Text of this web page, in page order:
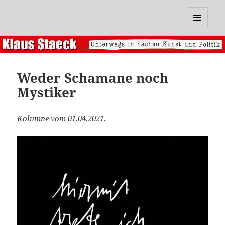
UND
WIDGETS
Weder Schamane noch
Mystiker
Kolumne vom 01.04.2021.